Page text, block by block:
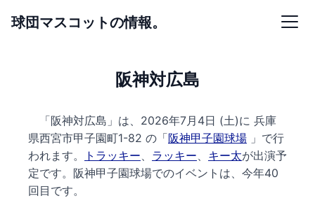
球団マスコットの情報。
阪神対広島
「阪神対広島」は、2026年7月4日 (土)に 兵庫
県西宮市甲子園町1-82 の 「阪神甲子園球場 」で行
われます。
トラッキー、 ラッキー、 キー太が出演予
定です。 阪神甲子園球場でのイベントは、今年40
回目です。